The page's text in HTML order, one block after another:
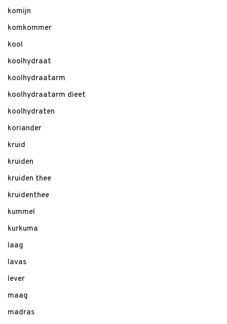
komijn
komkommer
kool
koolhydraat
koolhydraatarm
koolhydraatarm dieet
koolhydraten
koriander
kruid
kruiden
kruiden thee
kruidenthee
kummel
kurkuma
laag
lavas
lever
maag
madras